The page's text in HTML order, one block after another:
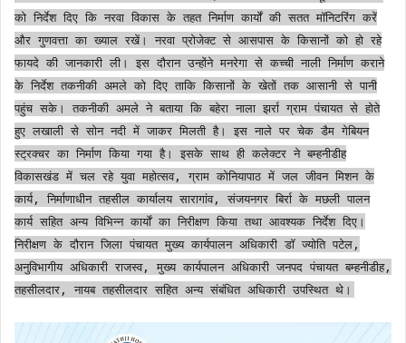
को निर्देश दिए कि नरवा विकास के तहत निर्माण कार्यों की सतत मॉनिटरिंग करें
और गुणवत्ता का ख्याल रखें। नरवा प्रोजेक्ट से आसपास के किसानों को हो रहे
फायदे की जानकारी ली। इस दौरान उन्होंने मनरेगा से कच्ची नाली निर्माण कराने
के निर्देश तकनीकी अमले को दिए ताकि किसानों के खेतों तक आसानी से पानी
पहुंच सके। तकनीकी अमले ने बताया कि बहेरा नाला झर्रा ग्राम पंचायत से होते
हुए लखाली से सोन नदी में जाकर मिलती है। इस नाले पर चेक डैम गेबियन
स्ट्रक्चर का निर्माण किया गया है। इसके साथ ही कलेक्टर ने बम्हनीडीह
विकासखंड में चल रहे युवा महोत्सव, ग्राम कोनियापाठ में जल जीवन मिशन के
कार्य, निर्माणाधीन तहसील कार्यालय सारागांव, संजयनगर बिर्रा के मछली पालन
कार्य सहित अन्य विभिन्न कार्याें का निरीक्षण किया तथा आवश्यक निर्देश दिए।
निरीक्षण के दौरान जिला पंचायत मुख्य कार्यपालन अधिकारी डॉ ज्योति पटेल,
अनुविभागीय अधिकारी राजस्व, मुख्य कार्यपालन अधिकारी जनपद पंचायत बम्हनीडीह,
तहसीलदार, नायब तहसीलदार सहित अन्य संबंधित अधिकारी उपस्थित थे।